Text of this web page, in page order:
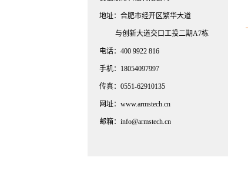
地址：合肥市经开区繁华大道
与创新大道交口工投二期A7栋
电话：400 9922 816
手机：18054097997
传真：0551-62910135
网址：www.armstech.cn
邮箱：info@armstech.cn